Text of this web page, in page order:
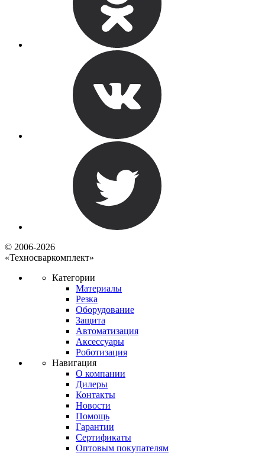
© 2006-2026
«Техносваркомплект»
Категории
Материалы
Резка
Оборудование
Защита
Автоматизация
Аксессуары
Роботизация
Навигация
О компании
Дилеры
Контакты
Новости
Помощь
Гарантии
Сертификаты
Оптовым покупателям